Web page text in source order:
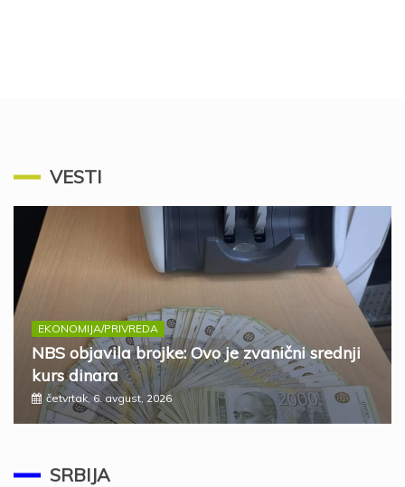
VESTI
EKONOMIJA/PRIVREDA
NBS objavila brojke: Ovo je zvanični srednji
kurs dinara
četvrtak, 6. avgust, 2026
SRBIJA